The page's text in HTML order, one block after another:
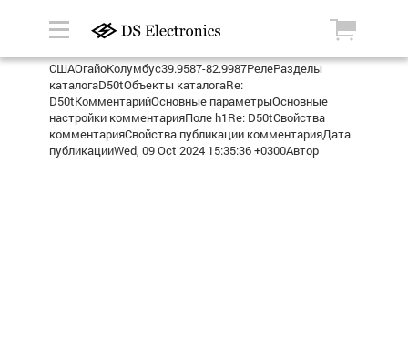
СШАОгайоКолумбус39.9587-82.9987РелеРазделы
каталогаD50tОбъекты каталогаRe:
D50tКомментарийОсновные параметрыОсновные
настройки комментарияПоле h1Re: D50tСвойства
комментарияСвойства публикации комментарияДата
публикацииWed, 09 Oct 2024 15:35:36 +0300Автор